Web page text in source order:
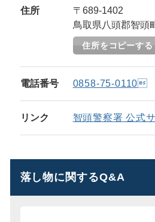
住所
〒689-1402
鳥取県八頭郡智頭
住所をコピーする
電話番号 0858-75-0110
リンク 智頭警察署 公式サ
落し物に関するQ&A